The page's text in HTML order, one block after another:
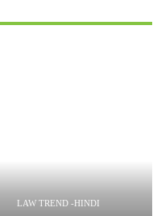
LAW TREND -HINDI